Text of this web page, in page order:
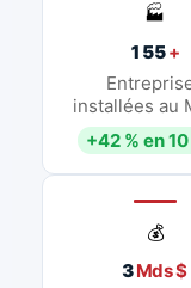
🏭
155+
installées au
+42 % en
💰
3Mds $